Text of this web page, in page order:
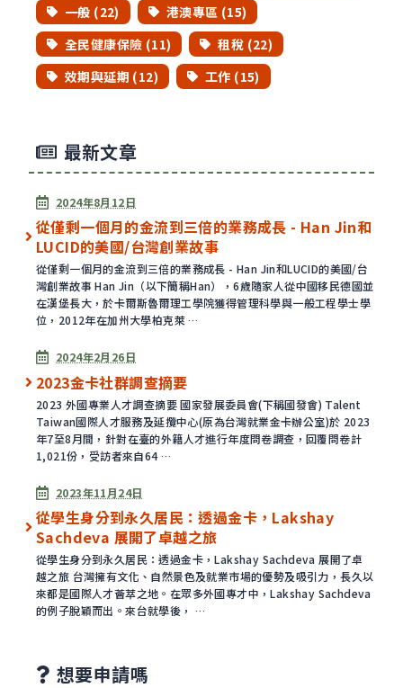
一般 (22)
港澳專區 (15)
全民健康保險 (11)
租稅 (22)
效期與延期 (12)
工作 (15)
最新文章
已發表2024年8月12日
從僅剩一個月的金流到三倍的業務成長 - Han Jin和
LUCID的美國/台灣創業故事
從僅剩一個月的金流到三倍的業務成長 - Han Jin和LUCID的美國/台
灣創業故事 Han Jin（以下簡稱Han），6歲隨家人從中國移民德國並
在漢堡長大，於卡爾斯魯爾理工學院獲得管理科學與一般工程學士學
位，2012年在加州大學柏克萊 …
已發表2024年2月26日
2023金卡社群調查摘要
2023 外國專業人才調查摘要 國家發展委員會(下稱國發會) Talent
Taiwan國際人才服務及延攬中心(原為台灣就業金卡辦公室)於 2023
年7至8月間，針對在臺的外籍人才進行年度問卷調查，回覆問卷計
1,021份，受訪者來自64 …
已發表2023年11月24日
從學生身分到永久居民：透過金卡，Lakshay
Sachdeva 展開了卓越之旅
從學生身分到永久居民：透過金卡，Lakshay Sachdeva 展開了卓
越之旅 台灣擁有文化、自然景色及就業市場的優勢及吸引力，長久以
來都是國際人才薈萃之地。在眾多外國專才中，Lakshay Sachdeva
的例子脫穎而出。來台就學後， …
想要申請嗎